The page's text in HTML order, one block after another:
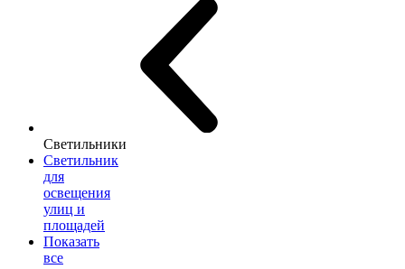
Светильники
Светильник
для
освещения
улиц и
площадей
Показать
все